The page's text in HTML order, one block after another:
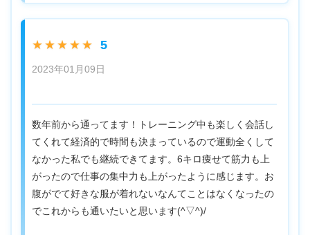
★★★★★ 5
2023年01月09日
数年前から通ってます！トレーニング中も楽しく会話し
てくれて経済的で時間も決まっているので運動全くして
なかった私でも継続できてます。6キロ痩せて筋力も上
がったので仕事の集中力も上がったように感じます。お
腹がでて好きな服が着れないなんてことはなくなったの
でこれからも通いたいと思います(^▽^)/